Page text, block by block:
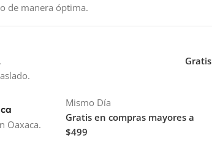
de manera óptima.
Gratis
Oaxaca.
Mismo Día
Gratis en compras mayores a
$499